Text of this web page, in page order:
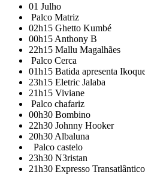
01 Julho
Palco Matriz
02h15 Ghetto Kumbé
00h15Anthony B
22h15 Mallu Magalhães
Palco Cerca
01h15 Batida apresenta
23h15 Eletric Jalaba
21h15 Viviane
Palco chafariz
00h30 Bombino
22h30 Johnny Hooker
20h30Albaluna
Palco castelo
23h30 N3ristan
21h30 Expresso Transatlântico